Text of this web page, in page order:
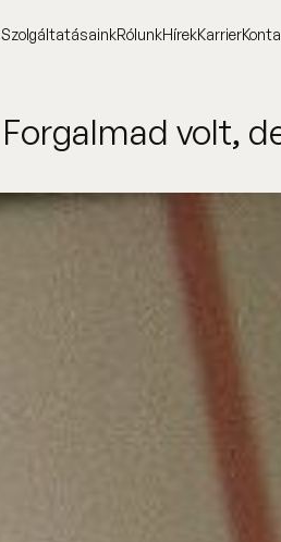
SzolgáltatásainkRólunkHírekKarrier
Forgalmad volt,